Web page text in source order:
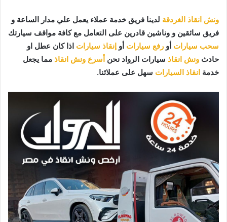
ونش انقاذ الغردقة لدينا فريق خدمة عملاء يعمل علي مدار الساعة و
فريق سائقين و وناشين قادرين على التعامل مع كافة مواقف سيارتك
سحب سيارات أو رفع سيارات أو إنقاذ سيارات اذا كان عطل او
حادث ونش انقاذ سيارات الرواد نحن أسرع ونش انقاذ مما يجعل
خدمة انقاذ السيارات سهل على عملائنا.